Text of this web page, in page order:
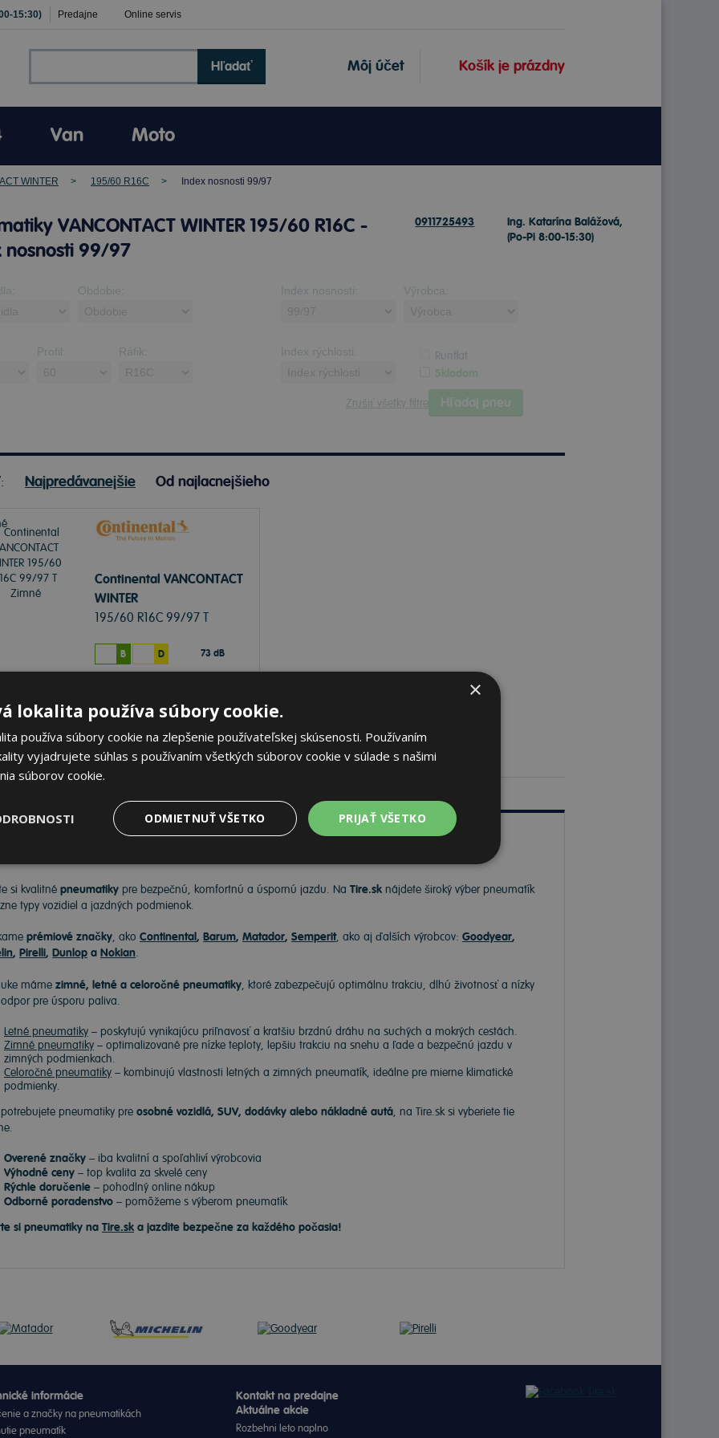
15:30) Predajne Online servis
Košík je prázdny
Môj účet
Hľadať
Van Moto
WINTER 195/60 R16C Index nosnosti 99/97
VANCONTACT WINTER 195/60 R16C -
nosnosti 99/97
0911725493
Ing. Katarína Balážová,
(Po-Pi 8:00-15:30)
Obdobie: Index nosnosti: Výrobca:
Profil: Ráfik: Index rýchlosti: Runflat
Skladom
Zrušiť všetky filtre Hľadaj pneu
Najpredávanejšie Od najlacnejšieho
Continental VANCONTACT
WINTER
195/60 R16C 99/97 T
B D 73 dB
k odberu na2 pobočkách
€ ks Do košíka
si kvalitné pneumatiky pre bezpečnú, komfortnú a úspornú jazdu. Na Tire.sk nájdete široký výber pneumatík
typy vozidiel a jazdných podmienok.
prémiové značky, ako Continental, Barum, Matador, Semperit, ako aj ďalších výrobcov: Goodyear,
, Pirelli, Dunlop a Nokian.
máme zimné, letné a celoročné pneumatiky, ktoré zabezpečujú optimálnu trakciu, dlhú životnosť a nízky
pre úsporu paliva.
Letné pneumatiky – poskytujú vynikajúcu priľnavosť a kratšiu brzdnú dráhu na suchých a mokrých cestách.
Zimné pneumatiky – optimalizované pre nízke teploty, lepšiu trakciu na snehu a ľade a bezpečnú jazdu v
zimných podmienkach.
Celoročné pneumatiky – kombinujú vlastnosti letných a zimných pneumatík, ideálne pre mierne klimatické
podmienky.
pneumatiky pre osobné vozidlá, SUV, dodávky alebo nákladné autá, na Tire.sk si vyberiete tie
Overené značky – iba kvalitní a spoľahliví výrobcovia
Výhodné ceny – top kvalita za skvelé ceny
Rýchle doručenie – pohodlný online nákup
Odborné poradenstvo – pomôžeme s výberom pneumatík
si pneumatiky na Tire.sk a jazdite bezpečne za každého počasia!
informácie
a značky na pneumatikách
pneumatík
Kontakt na predajne
Aktuálne akcie
Rozbehni leto naplno
×
lokalita používa súbory cookie.
používa súbory cookie na zlepšenie používateľskej skúsenosti. Používaním
vyjadrujete súhlas s používaním všetkých súborov cookie v súlade s našimi
súborov cookie.
PRIJAŤ VŠETKO
ODMIETNUŤ VŠETKO